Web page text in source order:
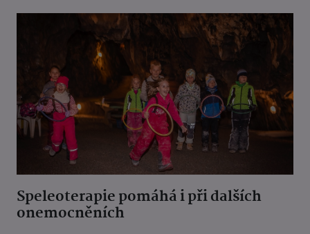
Speleoterapie pomáhá i při dalších
onemocněních